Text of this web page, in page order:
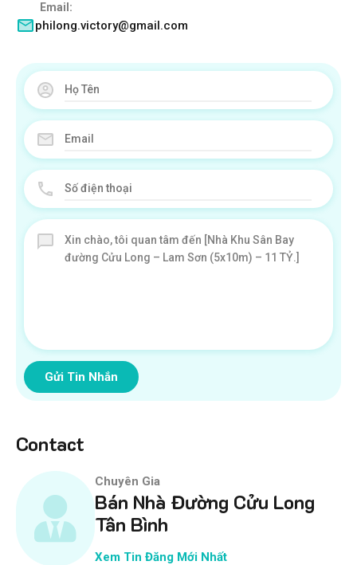
Email:
philong.victory@gmail.com
Gửi Tin Nhắn
Contact
Chuyên Gia
Bán Nhà Đường Cửu Long
Tân Bình
Xem Tin Đăng Mới Nhất